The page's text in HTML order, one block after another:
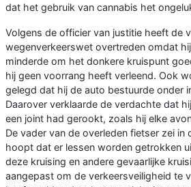
dat het gebruik van cannabis het
Volgens de officier van justitie heeft de
wegenverkeerswet overtreden omdat
minderde om het donkere kruispunt
hij geen voorrang heeft verleend. Ook
gelegd dat hij de auto bestuurde onder
Daarover verklaarde de verdachte dat
een joint had gerookt, zoals hij elke
De vader van de overleden fietser zei in
hoopt dat er lessen worden getrokken
deze kruising en andere gevaarlijke
aangepast om de verkeersveiligheid te